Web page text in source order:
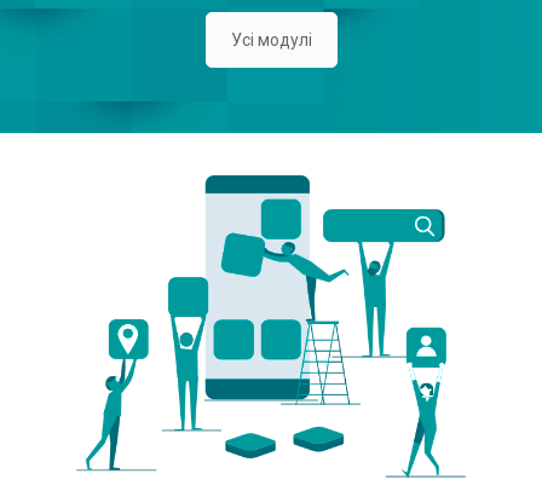
Усі модулі